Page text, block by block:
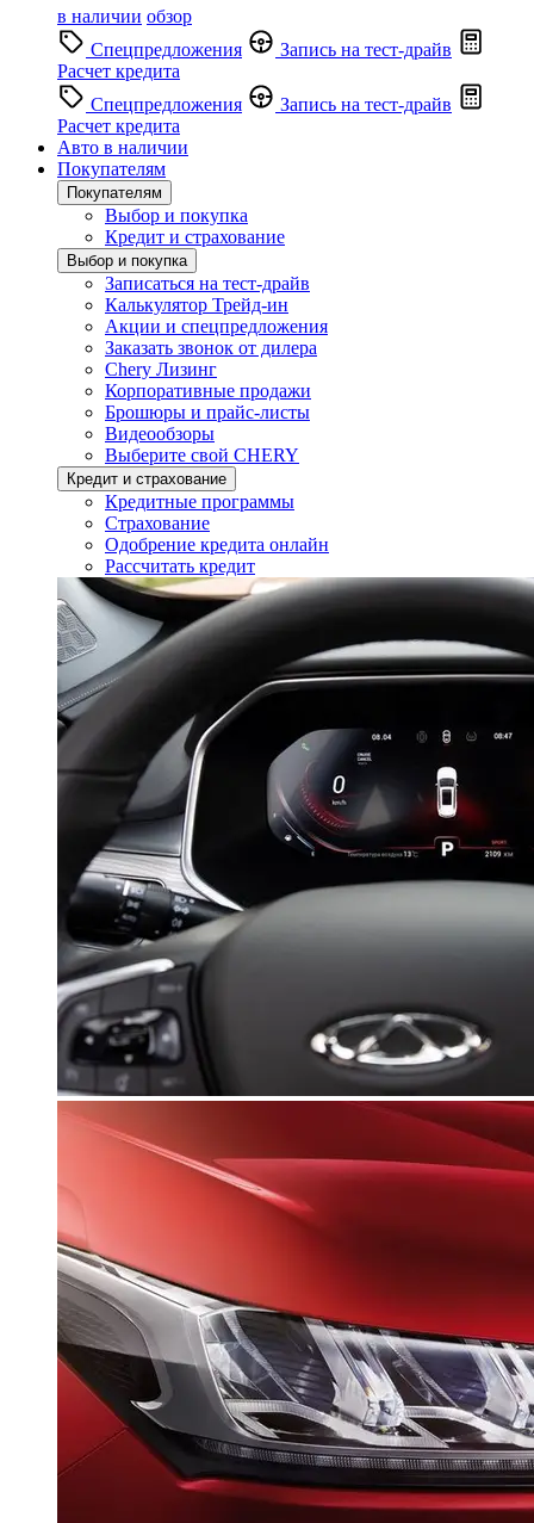
в наличии обзор
Спецпредложения
Запись на тест-драйв
Расчет кредита
Спецпредложения
Запись на тест-драйв
Расчет кредита
Авто в наличии
Покупателям
Покупателям
Выбор и покупка
Кредит и страхование
Выбор и покупка
Записаться на тест-драйв
Калькулятор Трейд-ин
Акции и спецпредложения
Заказать звонок от дилера
Chery Лизинг
Корпоративные продажи
Брошюры и прайс-листы
Видеообзоры
Выберите свой CHERY
Кредит и страхование
Кредитные программы
Страхование
Одобрение кредита онлайн
Рассчитать кредит